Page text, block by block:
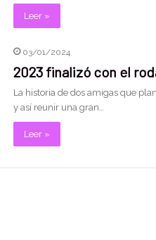
Leer »
03/01/2024
2023 finalizó con el
La historia de dos amigas que
y así reunir una gran…
Leer »